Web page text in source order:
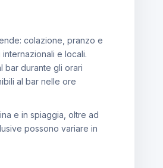
colazione, pranzo e
e locali.
bar durante gli orari
al bar nelle ore
e in spiaggia, oltre ad
possono variare in